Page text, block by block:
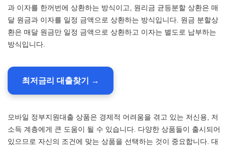
과 이자를 한꺼번에 상환하는 방식이고, 원리금 균등분할 상환은 매
달 원금과 이자를 일정 금액으로 상환하는 방식입니다. 원금 분할상
환은 매달 원금만 일정 금액으로 상환하고 이자는 별도로 납부하는
방식입니다.
최저금리 대출찾기 →
모바일 정부지원대출 상품은 경제적 어려움을 겪고 있는 저신용, 저
소득 계층에게 큰 도움이 될 수 있습니다. 다양한 상품들이 출시되어
있으므로 자신의 조건에 맞는 상품을 선택하는 것이 중요합니다. 대